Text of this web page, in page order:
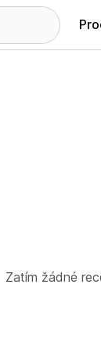
Zatím žádné